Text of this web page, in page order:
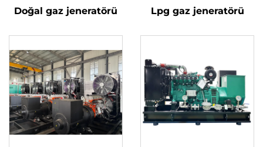
Doğal gaz jeneratörü Lpg gaz jeneratörü